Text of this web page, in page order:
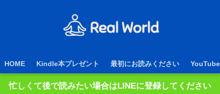
HOME Kindle本プレゼント 最初にお読みください YouTube
忙しくて後で読みたい場合はLINEに登録してください